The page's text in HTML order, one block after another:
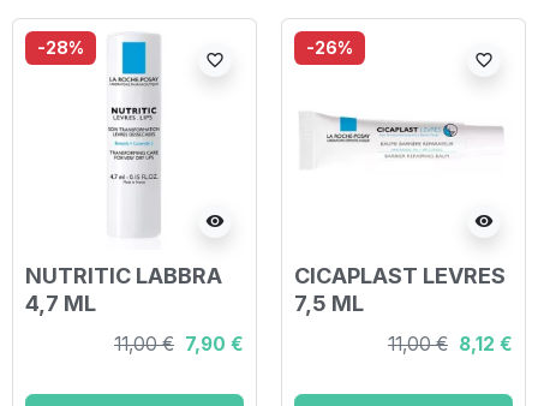
-28%
visibility
favorite_border
NUTRITIC LABBRA
4,7 ML
11,00 € 7,90 €
-26%
visibility
favorite_border
CICAPLAST LEVRES
7,5 ML
11,00 € 8,12 €